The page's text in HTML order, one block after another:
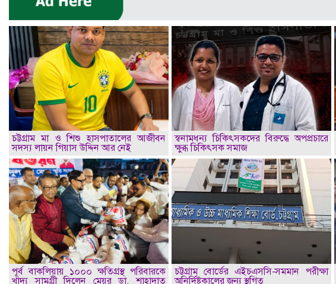
চট্টগ্রাম মা ও শিশু হাসপাতালের আজীবন
সদস্য লায়ন গিয়াস উদ্দিন আর নেই
স্বনামধন্য চিকিৎসকদের বিরুদ্ধে অপপ্রচারে
ক্ষুব্ধ চিকিৎসক সমাজ
পূর্ব বাকলিয়ায় ১০০০ ক্ষতিগ্রস্থ পরিবারকে
খাদ্য সামগ্রী দিলেন মেয়র ডা. শাহাদাত
চট্টগ্রাম বোর্ডের এইচএসসি-সমমান পরীক্ষা
অনির্দিষ্টকালের জন্য স্থগিত